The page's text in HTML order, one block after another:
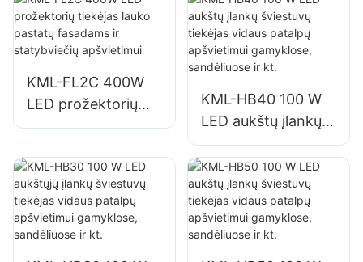
stendams ir
dideliems iškabų
apšvietimui
KML-FL2C 400W
LED prožektorių
tiekėjas lauko
statybviečių
apšvietimui
KML-HB40 100 W
LED aukštų įlankų
šviestuvų tiekėjas
vidaus patalpų
apšvietimui
gamyklose,
sandėliuose ir kt.